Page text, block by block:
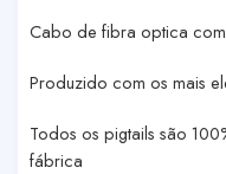
Cabo de fibra optica
Produzido com os mais
Todos os pigtails são
fábrica